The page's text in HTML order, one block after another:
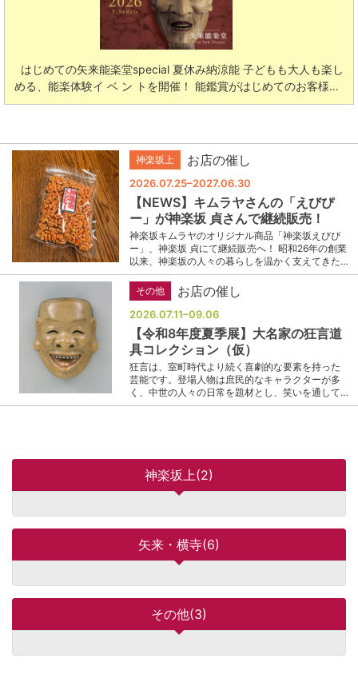
はじめての矢来能楽堂special 夏休み納涼能 子どもも大人も楽し
める、能楽体験イ ベ ン トを開催！ 能鑑賞がはじめてのお客様…
神楽坂上 お店の催し
2026.07.25–2027.06.30
【NEWS】キムラヤさんの「えびぴ
ー」が神楽坂 貞さんで継続販売！
神楽坂キムラヤのオリジナル商品「神楽坂えびぴ
ー」、神楽坂 貞にて継続販売へ！ 昭和26年の創業
以来、神楽坂の人々の暮らしを温かく支えてきた…
その他 お店の催し
2026.07.11–09.06
【令和8年度夏季展】大名家の狂言道
具コレクション（仮）
狂言は、室町時代より続く喜劇的な要素を持った
芸能です。登場人物は庶民的なキャラクターが多
く、中世の人々の日常を題材とし、笑いを通して…
神楽坂上(2)
矢来・横寺(6)
その他(3)